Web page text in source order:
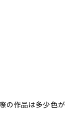
の作品は多少色が